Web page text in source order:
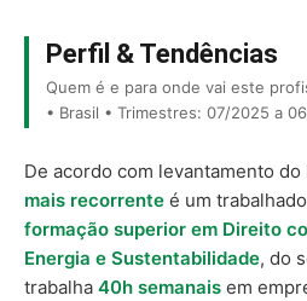
Perfil & Tendências
Quem é e para onde vai este
• Brasil • Trimestres: 07/2025 a
De acordo com levantamento
mais recorrente é um
formação superior em Direito
Energia e Sustentabilidade, do
trabalha 40h semanais em